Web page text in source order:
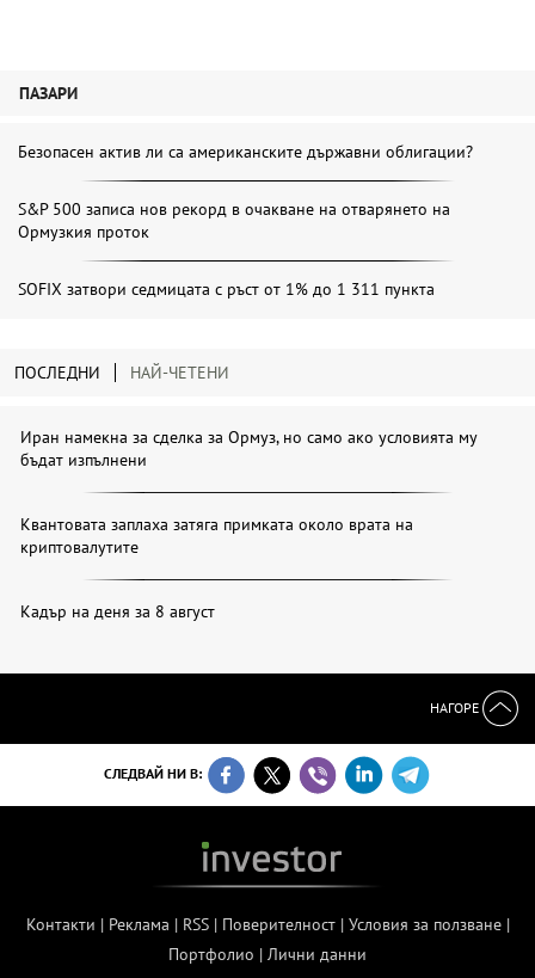
ПАЗАРИ
Безопасен актив ли са американските държавни облигации?
S&P 500 записа нов рекорд в очакване на отварянето на
Ормузкия проток
SOFIX затвори седмицата с ръст от 1% до 1 311 пункта
ПОСЛЕДНИ НАЙ-ЧЕТЕНИ
Иран намекна за сделка за Ормуз, но само ако условията му
бъдат изпълнени
Квантовата заплаха затяга примката около врата на
криптовалутите
Кадър на деня за 8 август
НАГОРЕ
СЛЕДВАЙ НИ В:
Контакти | Реклама | RSS| Поверителност| Условия за ползване|
Портфолио | Лични данни